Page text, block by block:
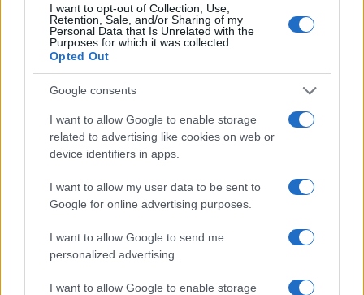
I want to opt-out of Collection, Use,
Retention, Sale, and/or Sharing of my
Personal Data that Is Unrelated with the
Purposes for which it was collected.
Opted Out
Google consents
I want to allow Google to enable storage
related to advertising like cookies on web or
device identifiers in apps.
I want to allow my user data to be sent to
Google for online advertising purposes.
I want to allow Google to send me
personalized advertising.
I want to allow Google to enable storage
Országos hírek
Kecskeméten is szakirányú továbbképzésekkel erősít a
Gál Ferenc Egyetem